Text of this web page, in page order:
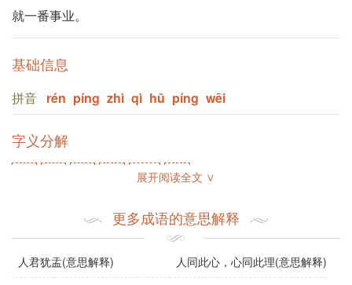
就一番事业。
基础信息
拼音 rén píng zhì qì hǔ píng wēi
字义分解
píng rén
展开阅读全文 ∨
更多成语的意思解释
人君犹盂(意思解释) 人同此心，心同此理(意思解释)